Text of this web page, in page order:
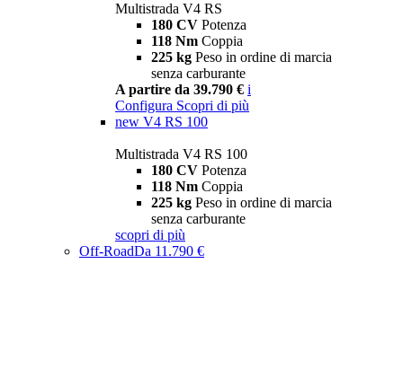
Multistrada V4 RS
180 CV Potenza
118 Nm Coppia
225 kg Peso in ordine di marcia
senza carburante
A partire da 39.790 € i
Configura Scopri di più
new V4 RS 100
Multistrada V4 RS 100
180 CV Potenza
118 Nm Coppia
225 kg Peso in ordine di marcia
senza carburante
scopri di più
Off-RoadDa 11.790 €